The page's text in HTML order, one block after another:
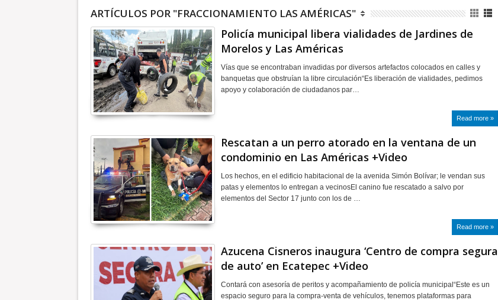
ARTÍCULOS POR "FRACCIONAMIENTO LAS AMÉRICAS"
Policía municipal libera vialidades de Jardines de
Morelos y Las Américas
Vías que se encontraban invadidas por diversos artefactos colocados en calles y
banquetas que obstruían la libre circulación“Es liberación de vialidades, pedimos
apoyo y colaboración de ciudadanos par…
Read more »
Rescatan a un perro atorado en la ventana de un
condominio en Las Américas +Video
Los hechos, en el edificio habitacional de la avenida Simón Bolívar; le vendan sus
patas y elementos lo entregan a vecinosEl canino fue rescatado a salvo por
elementos del Sector 17 junto con los de …
Read more »
Azucena Cisneros inaugura ‘Centro de compra segura
de auto’ en Ecatepec +Video
Contará con asesoría de peritos y acompañamiento de policía municipal“Este es un
espacio seguro para la compra-venta de vehículos, tenemos plataformas para